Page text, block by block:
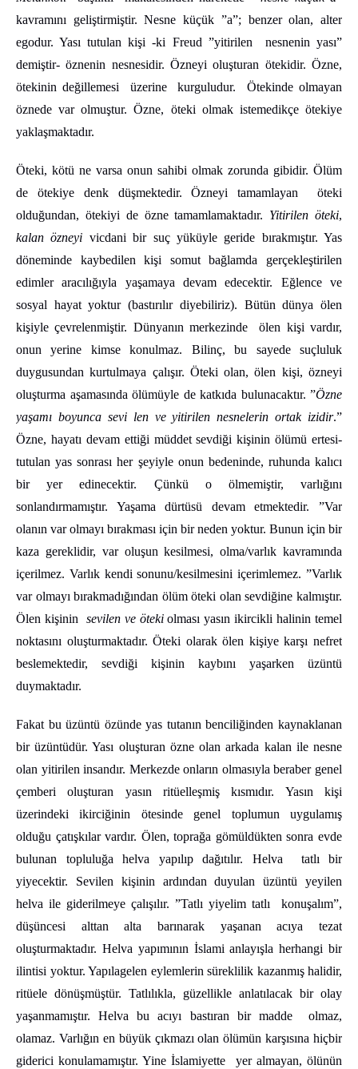
kavramını geliştirmiştir. Nesne küçük ”a”; benzer olan, alter
egodur. Yası tutulan kişi -ki Freud ”yitirilen nesnenin yası”
demiştir- öznenin nesnesidir. Özneyi oluşturan ötekidir. Özne,
ötekinin değillemesi üzerine kurguludur. Ötekinde olmayan
öznede var olmuştur. Özne, öteki olmak istemedikçe ötekiye
yaklaşmaktadır.
Öteki, kötü ne varsa onun sahibi olmak zorunda gibidir. Ölüm
de ötekiye denk düşmektedir. Özneyi tamamlayan öteki
olduğundan, ötekiyi de özne tamamlamaktadır. Yitirilen öteki,
kalan özneyi vicdani bir suç yüküyle geride bırakmıştır. Yas
döneminde kaybedilen kişi somut bağlamda gerçekleştirilen
edimler aracılığıyla yaşamaya devam edecektir. Eğlence ve
sosyal hayat yoktur (bastırılır diyebiliriz). Bütün dünya ölen
kişiyle çevrelenmiştir. Dünyanın merkezinde ölen kişi vardır,
onun yerine kimse konulmaz. Bilinç, bu sayede suçluluk
duygusundan kurtulmaya çalışır. Öteki olan, ölen kişi, özneyi
oluşturma aşamasında ölümüyle de katkıda bulunacaktır. ”Özne
yaşamı boyunca sevi len ve yitirilen nesnelerin ortak izidir.”
Özne, hayatı devam ettiği müddet sevdiği kişinin ölümü ertesi-
tutulan yas sonrası her şeyiyle onun bedeninde, ruhunda kalıcı
bir yer edinecektir. Çünkü o ölmemiştir, varlığını
sonlandırmamıştır. Yaşama dürtüsü devam etmektedir. ”Var
olanın var olmayı bırakması için bir neden yoktur. Bunun için bir
kaza gereklidir, var oluşun kesilmesi, olma/varlık kavramında
içerilmez. Varlık kendi sonunu/kesilmesini içerimlemez. ”Varlık
var olmayı bırakmadığından ölüm öteki olan sevdiğine kalmıştır.
Ölen kişinin sevilen ve ötekiolması yasın ikircikli halinin temel
noktasını oluşturmaktadır. Öteki olarak ölen kişiye karşı nefret
beslemektedir, sevdiği kişinin kaybını yaşarken üzüntü
duymaktadır.
Fakat bu üzüntü özünde yas tutanın benciliğinden kaynaklanan
bir üzüntüdür. Yası oluşturan özne olan arkada kalan ile nesne
olan yitirilen insandır. Merkezde onların olmasıyla beraber genel
çemberi oluşturan yasın ritüelleşmiş kısmıdır. Yasın kişi
üzerindeki ikirciğinin ötesinde genel toplumun uygulamış
olduğu çatışkılar vardır. Ölen, toprağa gömüldükten sonra evde
bulunan topluluğa helva yapılıp dağıtılır. Helva tatlı bir
yiyecektir. Sevilen kişinin ardından duyulan üzüntü yeyilen
helva ile giderilmeye çalışılır. ”Tatlı yiyelim tatlı konuşalım”,
düşüncesi alttan alta barınarak yaşanan acıya tezat
oluşturmaktadır. Helva yapımının İslami anlayışla herhangi bir
ilintisi yoktur. Yapılagelen eylemlerin süreklilik kazanmış halidir,
ritüele dönüşmüştür. Tatlılıkla, güzellikle anlatılacak bir olay
yaşanmamıştır. Helva bu acıyı bastıran bir madde olmaz,
olamaz. Varlığın en büyük çıkmazı olan ölümün karşısına hiçbir
giderici konulamamıştır. Yine İslamiyette yer almayan, ölünün